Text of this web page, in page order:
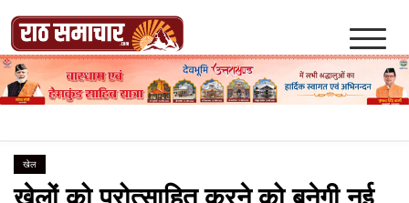
content
Raath Samachar
खेल